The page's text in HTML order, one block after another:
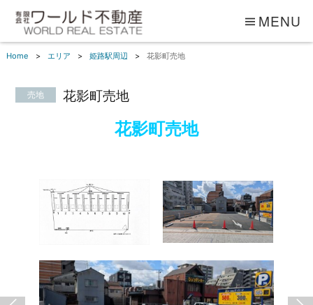
MENU
Home エリア 姫路駅周辺 花影町売地
売地 花影町売地
花影町売地